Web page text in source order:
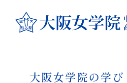
大阪女学院の学び